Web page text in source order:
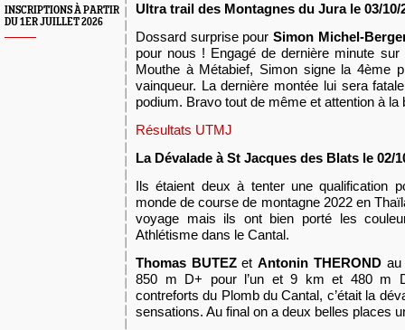
INSCRIPTIONS À PARTIR
DU 1ER JUILLET 2026
Ultra trail des Montagnes du Jura le 03/10/
Dossard surprise pourSimon Michel-
pour nous ! Engagé de dernière minute
Mouthe à Métabief, Simon signe la 4ème
vainqueur. La dernière montée lui sera
podium. Bravo tout de même et attention à la
Résultats UTMJ
La Dévalade à St Jacques des Blats le 02/
Ils étaient deux à tenter une qualification
monde de course de montagne 2022 en
voyage mais ils ont bien porté les
Athlétisme dans le Cantal.
Thomas BUTEZetAntonin THERONDau
850 m D+ pour l’un et 9 km et 480 m
contreforts du Plomb du Cantal, c’était la
sensations. Au final on a deux belles places